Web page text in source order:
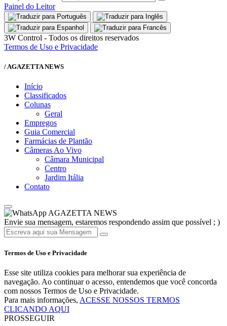
Painel do Leitor
3W Control - Todos os direitos reservados
Termos de Uso e Privacidade
/ AGAZETTA NEWS
Início
Classificados
Colunas
Geral
Empregos
Guia Comercial
Farmácias de Plantão
Câmeras Ao Vivo
Câmara Municipal
Centro
Jardim Itália
Contato
AGAZETTA NEWS
Envie sua mensagem, estaremos respondendo assim que possível ; )
Termos de Uso e Privacidade
Esse site utiliza cookies para melhorar sua experiência de
navegação. Ao continuar o acesso, entendemos que você concorda
com nossos Termos de Uso e Privacidade.
Para mais informações, ACESSE NOSSOS TERMOS
CLICANDO AQUI
PROSSEGUIR